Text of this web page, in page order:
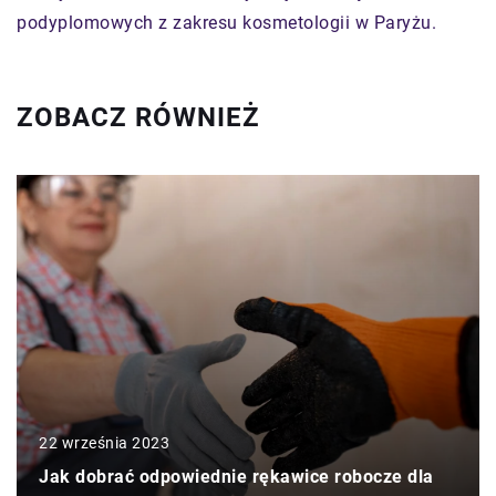
podyplomowych z zakresu kosmetologii w Paryżu.
ZOBACZ RÓWNIEŻ
22 września 2023
Jak dobrać odpowiednie rękawice robocze dla